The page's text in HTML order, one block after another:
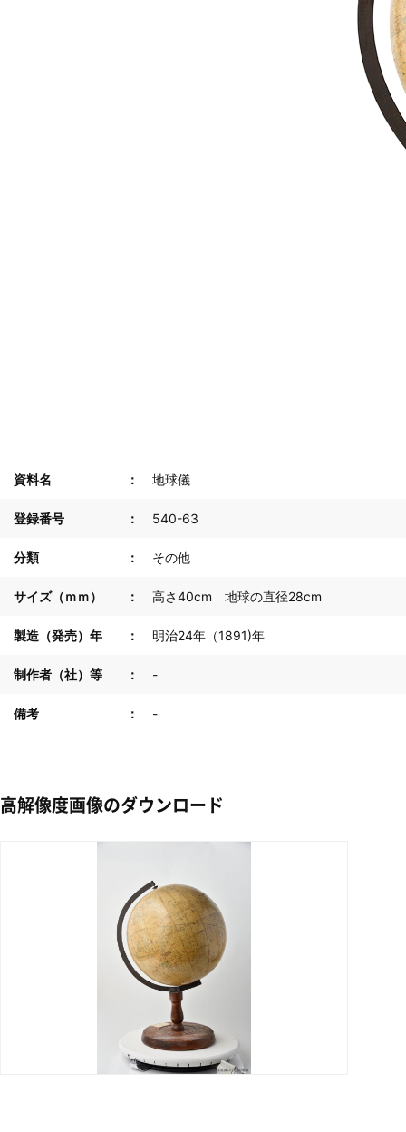
資料名 地球儀
登録番号 540-63
分類 その他
サイズ（ｍｍ） 高さ40cm 地球の直径28cm
製造（発売）年 明治24年（1891)年
制作者（社）等 -
備考 -
高解像度画像のダウンロード